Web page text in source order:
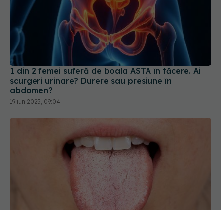
1 din 2 femei suferă de boala ASTA în tăcere. Ai
scurgeri urinare? Durere sau presiune în
abdomen?
19 iun 2025, 09:04